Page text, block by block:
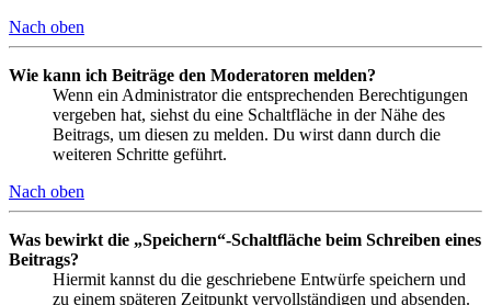
Nach oben
Wie kann ich Beiträge den Moderatoren melden?
Wenn ein Administrator die entsprechenden Berechtigungen
vergeben hat, siehst du eine Schaltfläche in der Nähe des
Beitrags, um diesen zu melden. Du wirst dann durch die
weiteren Schritte geführt.
Nach oben
Was bewirkt die „Speichern“-Schaltfläche beim Schreiben eines
Beitrags?
Hiermit kannst du die geschriebene Entwürfe speichern und
zu einem späteren Zeitpunkt vervollständigen und absenden.